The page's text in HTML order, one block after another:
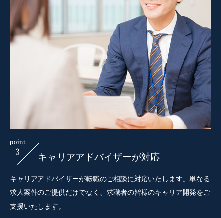
キャリアアドバイザーが対応
キャリアアドバイザーが転職のご相談に対応いたします。単なる
求人案件のご提供だけでなく、求職者の皆様のキャリア開発をご
支援いたします。